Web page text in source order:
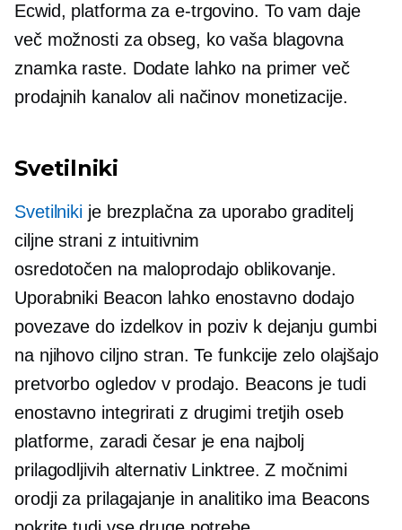
Ecwid, platforma za e-trgovino. To vam daje
več možnosti za obseg, ko vaša blagovna
znamka raste. Dodate lahko na primer več
prodajnih kanalov ali načinov monetizacije.
Svetilniki
Svetilniki je brezplačna za uporabograditelj
ciljne strani z intuitivnim
osredotočen na maloprodajo oblikovanje.
Uporabniki Beacon lahko enostavno dodajo
povezave do izdelkov in poziv k dejanju gumbi
na njihovo ciljno stran. Te funkcije zelo olajšajo
pretvorbo ogledov v prodajo. Beacons je tudi
enostavno integrirati z drugimi tretjih oseb
platforme, zaradi česar je ena najbolj
prilagodljivih alternativ Linktree. Z močnimi
orodji za prilagajanje in analitiko ima Beacons